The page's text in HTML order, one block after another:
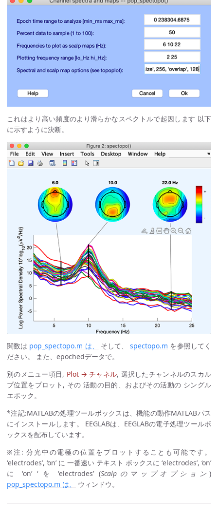
これはより高い頻度のより滑らかなスペクトルで起因します 以下
に示すように決断。
関数は pop_spectopo.m は、 そして、spectopo.m を参照してく
ださい。 また、epochedデータで。
別のメニュー項目, Plot → チャネル, 選択したチャンネルのスカル
プ位置をプロット, その 活動の目的、およびその活動の シングル
エポック。
*注記:MATLABの処理ツールボックスは、機能の動作MATLABパス
にインストールします。 EEGLABは、EEGLABの電子処理ツールボ
ックスを配布しています。
※注: 分光中の電極の位置をプロットすることも可能です。
‘electrodes’, ‘on’ に 一番速い テキスト ボックスに ‘electrodes’, ‘on’
に ‘on’ ‘ を ‘electrodes’ (Scalpのマップオプション)
pop_spectopo.m は、
ウィンドウ。